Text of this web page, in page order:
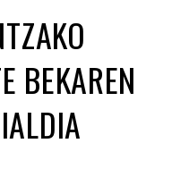
BEKAREN